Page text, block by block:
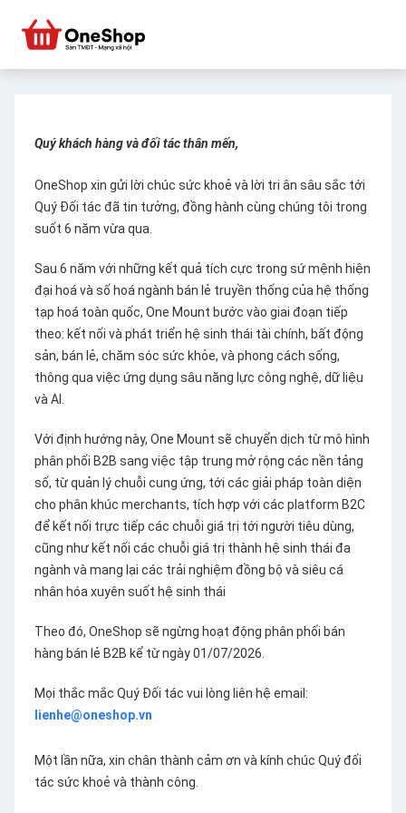
Quý khách hàng và đối tác thân mến,
OneShop xin gửi lời chúc sức khoẻ và lời tri ân sâu sắc tới
Quý Đối tác đã tin tưởng, đồng hành cùng chúng tôi trong
suốt 6 năm vừa qua.
Sau 6 năm với những kết quả tích cực trong sứ mệnh hiện
đại hoá và số hoá ngành bán lẻ truyền thống của hệ thống
tạp hoá toàn quốc, One Mount bước vào giai đoạn tiếp
theo: kết nối và phát triển hệ sinh thái tài chính, bất động
sản, bán lẻ, chăm sóc sức khỏe, và phong cách sống,
thông qua việc ứng dụng sâu năng lực công nghệ, dữ liệu
và AI.
Với định hướng này, One Mount sẽ chuyển dịch từ mô hình
phân phối B2B sang việc tập trung mở rộng các nền tảng
số, từ quản lý chuỗi cung ứng, tới các giải pháp toàn diện
cho phân khúc merchants, tích hợp với các platform B2C
để kết nối trực tiếp các chuỗi giá trị tới người tiêu dùng,
cũng như kết nối các chuỗi giá trị thành hệ sinh thái đa
ngành và mang lại các trải nghiệm đồng bộ và siêu cá
nhân hóa xuyên suốt hệ sinh thái
Theo đó, OneShop sẽ ngừng hoạt động phân phối bán
hàng bán lẻ B2B kể từ ngày 01/07/2026.
Mọi thắc mắc Quý Đối tác vui lòng liên hệ email:
lienhe@oneshop.vn
Một lần nữa, xin chân thành cảm ơn và kính chúc Quý đối
tác sức khoẻ và thành công.